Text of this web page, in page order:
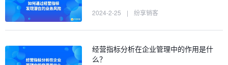
2024-2-25 | 纷享销客
经营指标分析在企业管理中的作用是什
么？